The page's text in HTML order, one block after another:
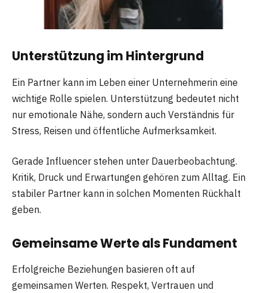
Unterstützung im Hintergrund
Ein Partner kann im Leben einer Unternehmerin eine
wichtige Rolle spielen. Unterstützung bedeutet nicht
nur emotionale Nähe, sondern auch Verständnis für
Stress, Reisen und öffentliche Aufmerksamkeit.
Gerade Influencer stehen unter Dauerbeobachtung.
Kritik, Druck und Erwartungen gehören zum Alltag. Ein
stabiler Partner kann in solchen Momenten Rückhalt
geben.
Gemeinsame Werte als Fundament
Erfolgreiche Beziehungen basieren oft auf
gemeinsamen Werten. Respekt, Vertrauen und